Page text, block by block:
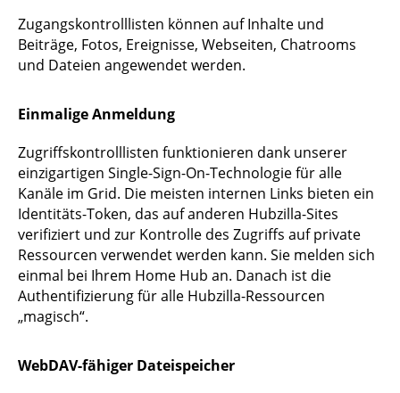
Zugangskontrolllisten können auf Inhalte und
Beiträge, Fotos, Ereignisse, Webseiten, Chatrooms
und Dateien angewendet werden.
Einmalige Anmeldung
Zugriffskontrolllisten funktionieren dank unserer
einzigartigen Single-Sign-On-Technologie für alle
Kanäle im Grid. Die meisten internen Links bieten ein
Identitäts-Token, das auf anderen Hubzilla-Sites
verifiziert und zur Kontrolle des Zugriffs auf private
Ressourcen verwendet werden kann. Sie melden sich
einmal bei Ihrem Home Hub an. Danach ist die
Authentifizierung für alle Hubzilla-Ressourcen
„magisch“.
WebDAV-fähiger Dateispeicher